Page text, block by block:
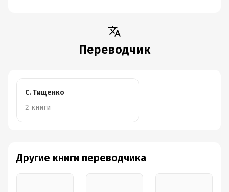
Переводчик
С. Тищенко
2 книги
Другие книги переводчика